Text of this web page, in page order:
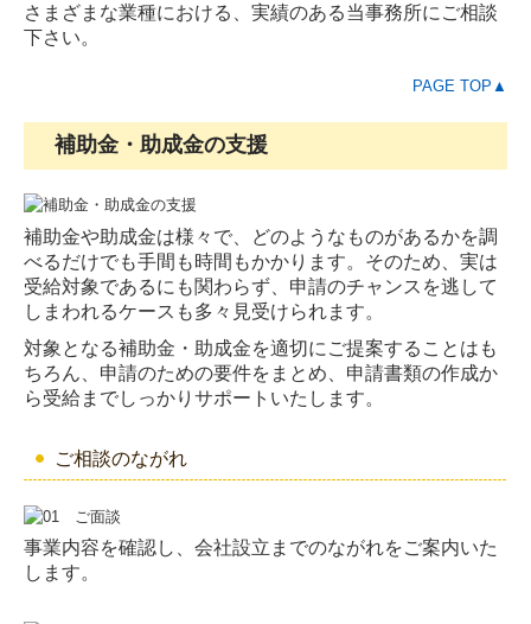
さまざまな業種における、実績のある当事務所にご相談
下さい。
PAGE TOP▲
補助金・助成金の支援
補助金や助成金は様々で、どのようなものがあるかを調
べるだけでも手間も時間もかかります。そのため、実は
受給対象であるにも関わらず、申請のチャンスを逃して
しまわれるケースも多々見受けられます。
対象となる補助金・助成金を適切にご提案することはも
ちろん、申請のための要件をまとめ、申請書類の作成か
ら受給までしっかりサポートいたします。
ご相談のながれ
事業内容を確認し、会社設立までのながれをご案内いた
します。